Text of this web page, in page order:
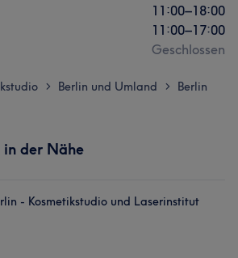
11:00–18:00
11:00–17:00
Geschlossen
> Berlin und Umland > Berlin
in der Nähe
- Kosmetikstudio und Laserinstitut